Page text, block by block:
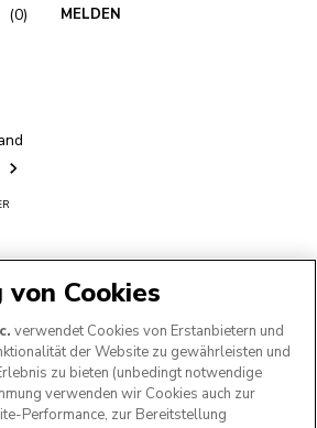
Cookies
verwendet Cookies von Erstanbietern und
der Website zu gewährleisten und
zu bieten (unbedingt notwendige
verwenden wir Cookies auch zur
Performance, zur Bereitstellung